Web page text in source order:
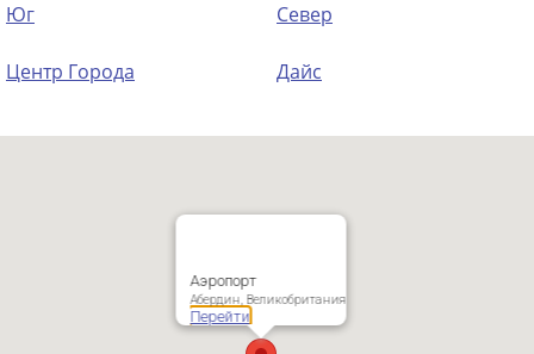
Юг
Центр Города
Север
Дайс
Аэропорт
Абердин, Великобритания
Перейти